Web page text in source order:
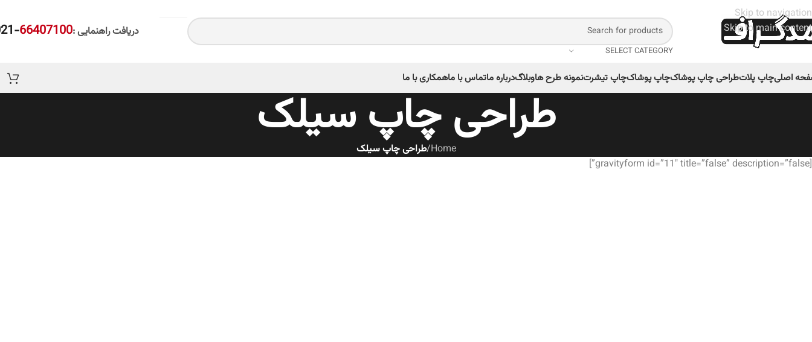
Skip to navigation
Skip to main content
SELECT CATEGORY
دریافت راهنمایی :66407100
-021
اصلیچاپ پلاتطراحی چاپ پوشاکچاپ پوشاکچاپ تیشرتنمونه طرح هاوبلاگدرباره ماتماس با ماهمکاری با ما
طراحی چاپ سیلک
Home
/طراحی چاپ سیلک
[gravityform id=”11″ title=”false” description=”false”]